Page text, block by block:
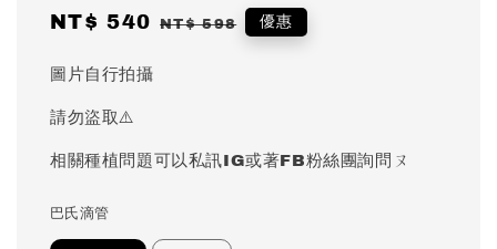
Sale
NT$ 540 Regular
NT$ 598 優惠
圖片自行拍攝
請勿盜取⚠️
相關種植問題可以私訊IG或著FB粉絲團詢問ㄡ
巴氏滴管